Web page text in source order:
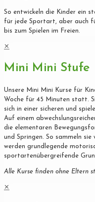
So entwickeln die Kinder ein
für jede Sportart, aber auch
bis zum Spielen im Freien.
✕
Mini Mini Stufe
Unsere Mini Mini Kurse für
Woche für 45 Minuten statt.
sich in einer sicheren und
Auf einem
die elementaren
und Springen. So sammeln
werden grundlegende
sportartenübergreifende
Alle Kurse finden ohne Eltern
✕